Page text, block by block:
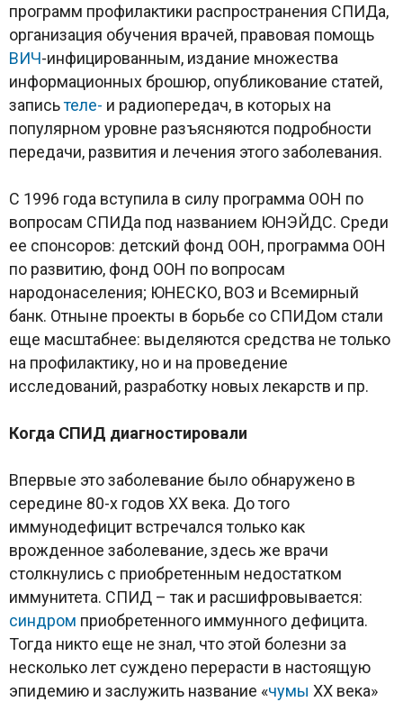
программ профилактики распространения СПИДа,
организация обучения врачей, правовая помощь
ВИЧ-инфицированным, издание множества
информационных брошюр, опубликование статей,
записьтеле- и радиопередач, в которых на
популярном уровне разъясняются подробности
передачи, развития и лечения этого заболевания.
С 1996 года вступила в силу программа ООН по
вопросам СПИДа под названием ЮНЭЙДС. Среди
ее спонсоров: детский фонд ООН, программа ООН
по развитию, фонд ООН по вопросам
народонаселения; ЮНЕСКО, ВОЗ и Всемирный
банк. Отныне проекты в борьбе со СПИДом стали
еще масштабнее: выделяются средства не только
на профилактику, но и на проведение
исследований, разработку новых лекарств и пр.
Когда СПИД диагностировали
Впервые это заболевание было обнаружено в
середине 80-х годов XX века. До того
иммунодефицит встречался только как
врожденное заболевание, здесь же врачи
столкнулись с приобретенным недостатком
иммунитета. СПИД – так и расшифровывается:
синдром приобретенного иммунного дефицита.
Тогда никто еще не знал, что этой болезни за
несколько лет суждено перерасти в настоящую
эпидемию и заслужить название «чумы ХХ века»